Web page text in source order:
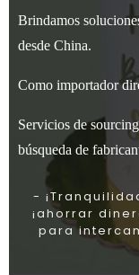
Brindamos
desde China.
Como importador
Servicios de
búsqueda de
-
¡ahorrar
para